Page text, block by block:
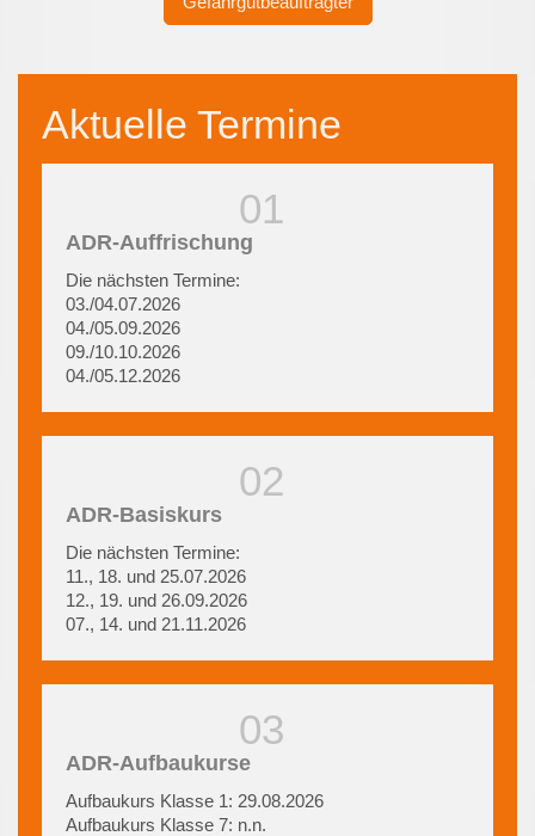
Aktuelle Termine
ADR-Auffrischung
Die nächsten Termine:
03./04.07.2026
04./05.09.2026
09./10.10.2026
04./05.12.2026
ADR-Basiskurs
Die nächsten Termine:
11., 18. und 25.07.2026
12., 19. und 26.09.2026
07., 14. und 21.11.2026
ADR-Aufbaukurse
Aufbaukurs Klasse 1: 29.08.2026
Aufbaukurs Klasse 7: n.n.